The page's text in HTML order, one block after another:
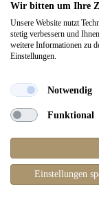
Impressum
Datenschutz
Diese Seite ist
Loyalty-Programm
Reisezeitraum
PflichtfeldGäste*
Wir bitten um Ihre
Unsere Website nutzt
stetig verbessern und
weitere Informationen zu
Einstellungen.
Notwendig
Funktional
Einstellungen